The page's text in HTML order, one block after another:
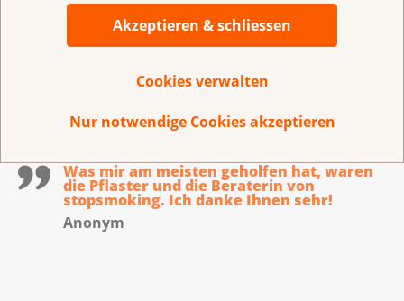
Akzeptieren & schliessen
Cookies verwalten
Nur notwendige Cookies akzeptieren
Für ein rauchfreies Leben:
Beratungsangebot stopsmoking
sich vom Beratungsangebot stopsmoking
Was mir am meisten geholfen hat, waren
die Pflaster und die Beraterin von
stopsmoking. Ich danke Ihnen sehr!
Anonym